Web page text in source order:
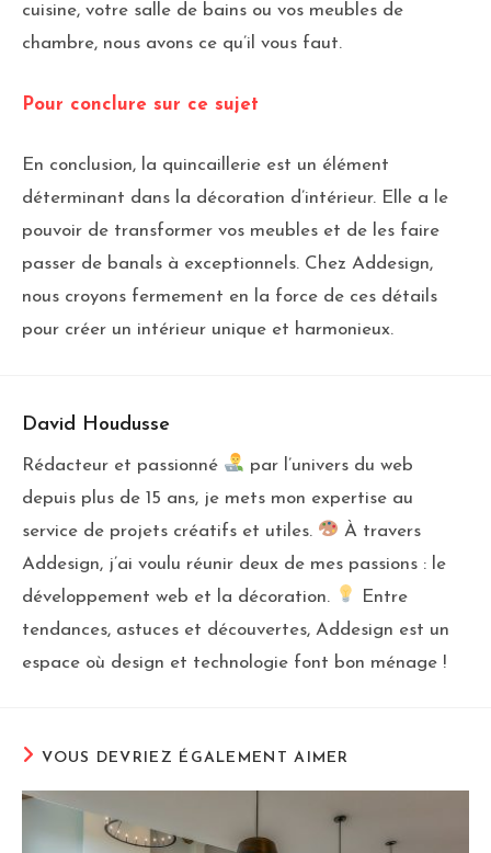
cuisine, votre salle de bains ou vos meubles de
chambre, nous avons ce qu’il vous faut.
Pour conclure sur ce sujet
En conclusion, la quincaillerie est un élément
déterminant dans la décoration d’intérieur. Elle a le
pouvoir de transformer vos meubles et de les faire
passer de banals à exceptionnels. Chez Addesign,
nous croyons fermement en la force de ces détails
pour créer un intérieur unique et harmonieux.
David Houdusse
Rédacteur et passionné
par l’univers du web
depuis plus de 15 ans, je mets mon expertise au
service de projets créatifs et utiles.
À travers
Addesign, j’ai voulu réunir deux de mes passions : le
développement web et la décoration.
Entre
tendances, astuces et découvertes, Addesign est un
espace où design et technologie font bon ménage !
VOUS DEVRIEZ ÉGALEMENT AIMER